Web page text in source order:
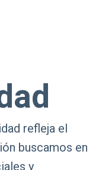
refleja el
buscamos en
y